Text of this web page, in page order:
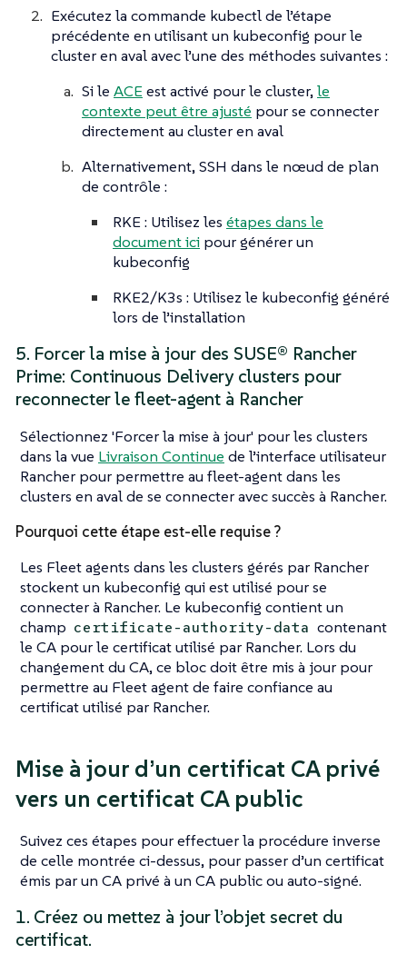
Exécutez la commande kubectl de l’étape
précédente en utilisant un kubeconfig pour le
cluster en aval avec l’une des méthodes suivantes :
Si le ACEest activé pour le cluster,le
contexte peut être ajusté pour se connecter
directement au cluster en aval
Alternativement, SSH dans le nœud de plan
de contrôle :
RKE : Utilisez les étapes dans le
document ici pour générer un
kubeconfig
RKE2/K3s : Utilisez le kubeconfig généré
lors de l’installation
5. Forcer la mise à jour des SUSE® Rancher
Prime: Continuous Delivery clusters pour
reconnecter le fleet-agent à Rancher
Sélectionnez 'Forcer la mise à jour' pour les clusters
dans la vue Livraison Continue de l’interface utilisateur
Rancher pour permettre au fleet-agent dans les
clusters en aval de se connecter avec succès à Rancher.
Pourquoi cette étape est-elle requise ?
Les Fleet agents dans les clusters gérés par Rancher
stockent un kubeconfig qui est utilisé pour se
connecter à Rancher. Le kubeconfig contient un
champ certificate-authority-data contenant
le CA pour le certificat utilisé par Rancher. Lors du
changement du CA, ce bloc doit être mis à jour pour
permettre au Fleet agent de faire confiance au
certificat utilisé par Rancher.
Mise à jour d’un certificat CA privé
vers un certificat CA public
Suivez ces étapes pour effectuer la procédure inverse
de celle montrée ci-dessus, pour passer d’un certificat
émis par un CA privé à un CA public ou auto-signé.
1. Créez ou mettez à jour l’objet secret du
certificat.